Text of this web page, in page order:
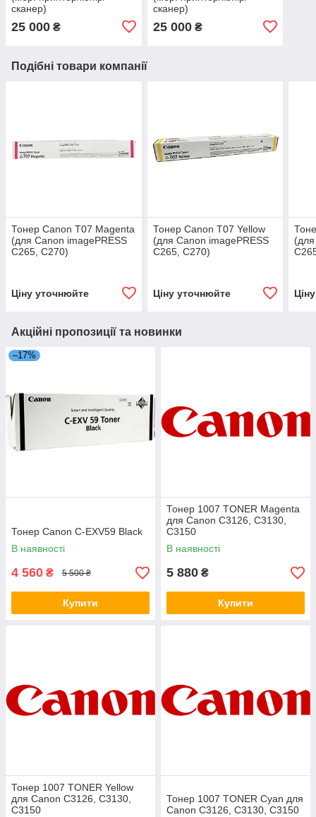
сканер)
25 000 ₴
сканер)
25 000₴
Подібні товари компанії
Тонер Canon T07 Magenta
(для Canon imagePRESS
C265, C270)
Ціну уточнюйте
Тонер Canon T07 Yellow
(для Canon imagePRESS
C265, C270)
Ціну уточнюйте
Акційні пропозиції та новинки
–17%
Тонер Canon C-EXV59 Black
В наявності
4 560 ₴ 5 500 ₴
Купити
Тонер 1007 TONER Magenta
для Canon C3126, C3130,
C3150
В наявності
5 880 ₴
Купити
Тонер 1007 TONER Yellow
для Canon C3126, C3130,
C3150
Тонер 1007 TONER Cyan для
Canon C3126, C3130, C3150